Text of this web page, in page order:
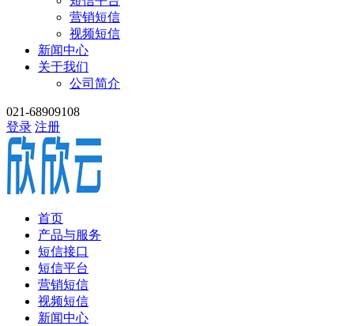
营销短信
视频短信
新闻中心
关于我们
公司简介
021-68909108
登录 注册
首页
产品与服务
短信接口
短信平台
营销短信
视频短信
新闻中心